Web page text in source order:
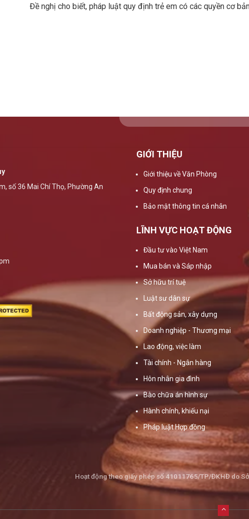
Đề nghị cho biết, pháp luật quy định trẻ em có các quyền cơ
số 36 Mai Chí Thọ, Phường An
GIỚI THIỆU
Giới thiệu về Văn Phòng
Quy định chung
Bảo mật thông tin cá nhân
LĨNH VỰC HOẠT ĐỘNG
Đầu tư vào Việt Nam
Mua bán và Sáp nhập
Sở hữu trí tuệ
Luật sư dân sự
Bất động sản, xây dựng
Doanh nghiệp - Thương mại
Lao động, việc làm
Tài chính - Ngân hàng
Hôn nhân gia đình
Bào chữa án hình sự
Hành chính, khiếu nại
Pháp luật Hợp đồng
Hoạt động theo giấy phép số 41011765/TP/ĐKHĐ do